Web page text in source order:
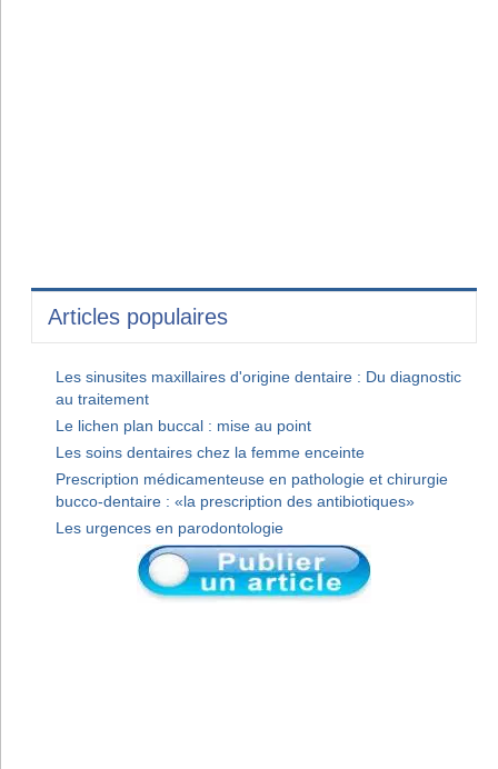
Articles populaires
Les sinusites maxillaires d'origine dentaire : Du diagnostic
au traitement
Le lichen plan buccal : mise au point
Les soins dentaires chez la femme enceinte
Prescription médicamenteuse en pathologie et chirurgie
bucco-dentaire : «la prescription des antibiotiques»
Les urgences en parodontologie